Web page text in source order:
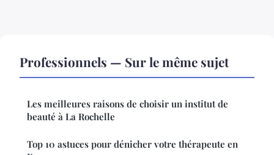
Professionnels — Sur le même sujet
Les meilleures raisons de choisir un institut de
beauté à La Rochelle
Top 10 astuces pour dénicher votre thérapeute en